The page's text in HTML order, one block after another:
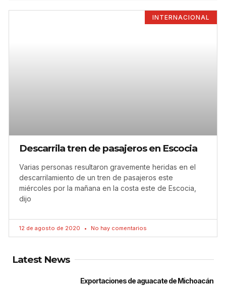
INTERNACIONAL
Descarrila tren de pasajeros en Escocia
Varias personas resultaron gravemente heridas en el
descarrilamiento de un tren de pasajeros este
miércoles por la mañana en la costa este de Escocia,
dijo
12 de agosto de 2020 No hay comentarios
Latest News
Exportaciones de aguacate de Michoacán